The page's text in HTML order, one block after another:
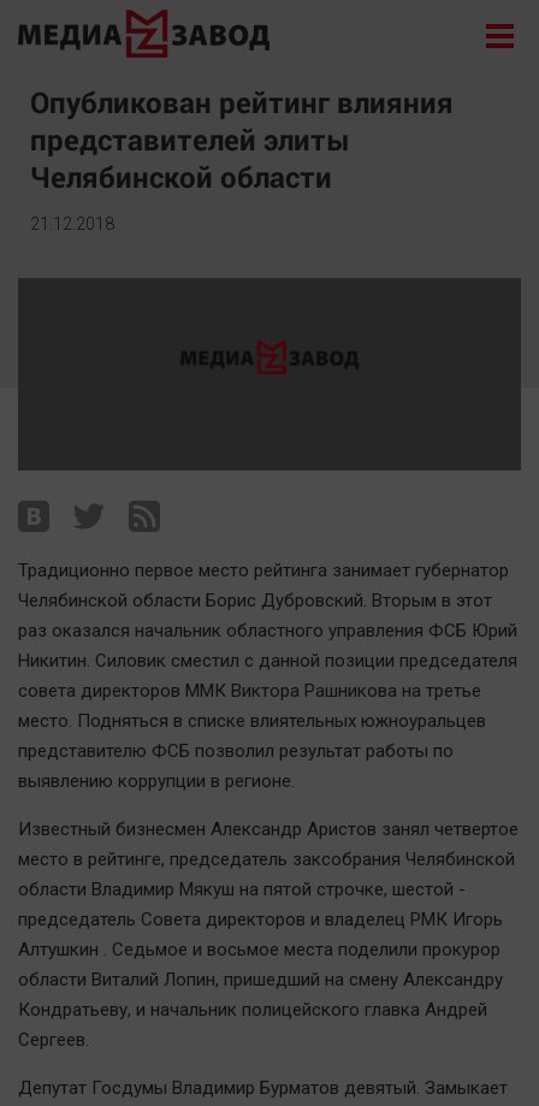
Новости
Экономика
Происшествия
Общество
Архив
Наша победа
Общество
Политика
Экономика
Происшествия
Культура
Спорт
Технологии
Отраслевые темы
Hедвижимость
Автомобили
Опубликован рейтинг влияния
представителей элиты
Челябинской области
21.12.2018
Традиционно первое место рейтинга занимает губернатор
Челябинской области Борис Дубровский. Вторым в этот
раз оказался начальник областного управления ФСБ Юрий
Никитин. Силовик сместил с данной позиции председателя
совета директоров ММК Виктора Рашникова на третье
место. Подняться в списке влиятельных южноуральцев
представителю ФСБ позволил результат работы по
выявлению коррупции в регионе.
Известный бизнесмен Александр Аристов занял четвертое
место в рейтинге, председатель заксобрания Челябинской
области Владимир Мякуш на пятой строчке, шестой -
председатель Совета директоров и владелец РМК Игорь
Алтушкин . Седьмое и восьмое места поделили прокурор
области Виталий Лопин, пришедший на смену Александру
Кондратьеву, и начальник полицейского главка Андрей
Сергеев.
Депутат Госдумы Владимир Бурматов девятый. Замыкает